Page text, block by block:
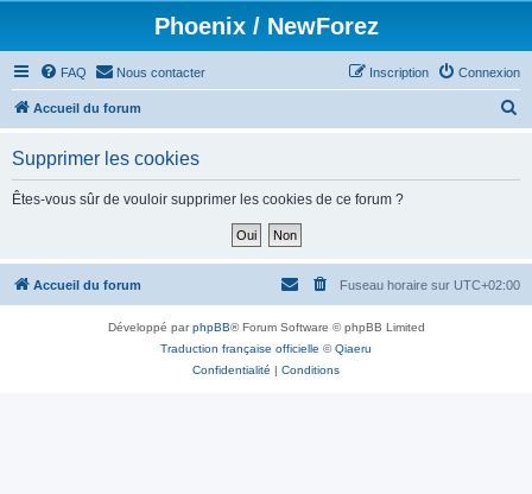
Phoenix / NewForez
FAQ Nous contacter Connexion
Inscription
Accueil du forum
h
Supprimer les cookies
Êtes-vous sûr de vouloir supprimer les cookies de ce forum ?
Accueil du forum Fuseau horaire sur UTC+02:00
Développé parphpBB® Forum Software © phpBB Limited
Traduction française officielle ©Qiaeru
Confidentialité | Conditions